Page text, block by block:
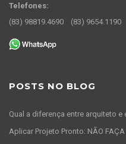
Telefones:
(83) 98819.4690
(83) 9654.1190
POSTS NO BLOG
Qual a diferença entre arquiteto e
Aplicar Projeto Pronto: NÃO FAÇA